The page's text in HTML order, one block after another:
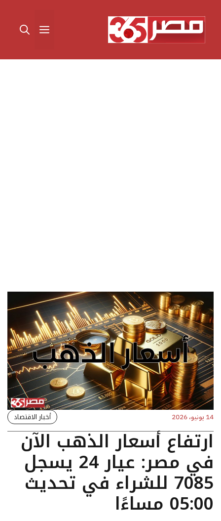
المحتوى القائمة
14 يونيو، 2026 أخبار الاقتصاد
ارتفاع أسعار الذهب الآن
في مصر: عيار 24 يسجل
7085 للشراء في تحديث
05:00 مساءًا